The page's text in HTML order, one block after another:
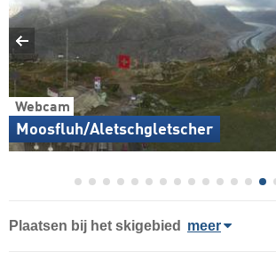
Webcam
Moosfluh/Aletschgletscher
Plaatsen bij het skigebied meer